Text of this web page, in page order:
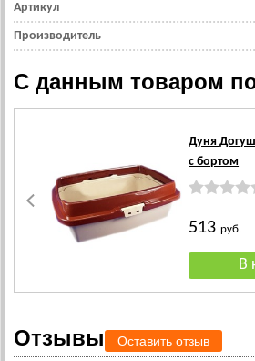
Артикул
Производитель
С данным товаром
Дуня
с бортом
513руб.
Отзывы Оставить отзыв